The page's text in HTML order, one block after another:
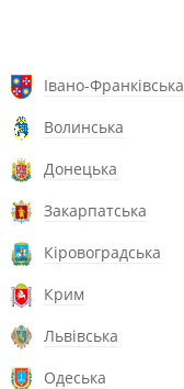
Івано-Франківська
Волинська
Донецька
Закарпатська
Кіровоградська
Крим
Львівська
Одеська